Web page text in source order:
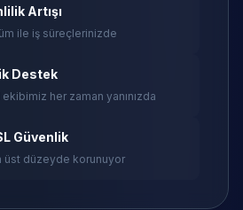
Artışı
ile iş süreçlerinizde
Destek
her zaman yanınızda
Güvenlik
üst düzeyde korunuyor